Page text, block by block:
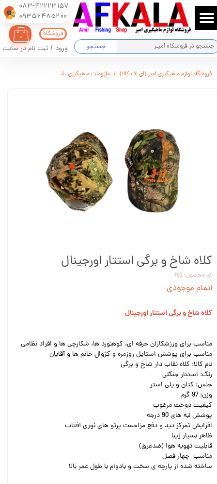
083-42223157
​​​​​​​09356485200
جستجو
۰
ورود / ثبت نام در سایت
حساب کاربری من
تغییر گذر واژه
فروشگاه
فروشگاه لوازم ماهیگیری امیر (ای اف کالا) ملزومات ماهیگیری
کلاه شاخ و برگی استتار اورجینال
کد محصول: 792
اتمام موجودی
کلاه شاخ و برگی استتار اورجینال
مناسب برای ورزشکاران حرفه ای، کوهنورد ها، شکارچی ها و افراد نظامی
مناسب برای پوشش استایل روزمره و کژوال خانم ها و آقایان
نام کالا: کلاه نقاب دار شاخ و برگی
رنگ: استتار جنگلی
جنس: کتان و پلی استر
وزن: 97 گرم
کیفیت دوخت مرغوب
پوشش لبه های 90 درجه
افزایش تمرکز دید و دفع مزاحمت پرتو های نوری آفتاب
ظاهر بسیار زیبا
قابلیت تهویه هوا (ضدعرق)
مناسب چهار فصل
ساخته شده از پارچه ی سخت و بادوام با طول عمر بالا